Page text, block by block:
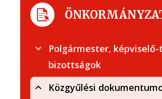
Polgármester,
bizottságok
Közgyűlési